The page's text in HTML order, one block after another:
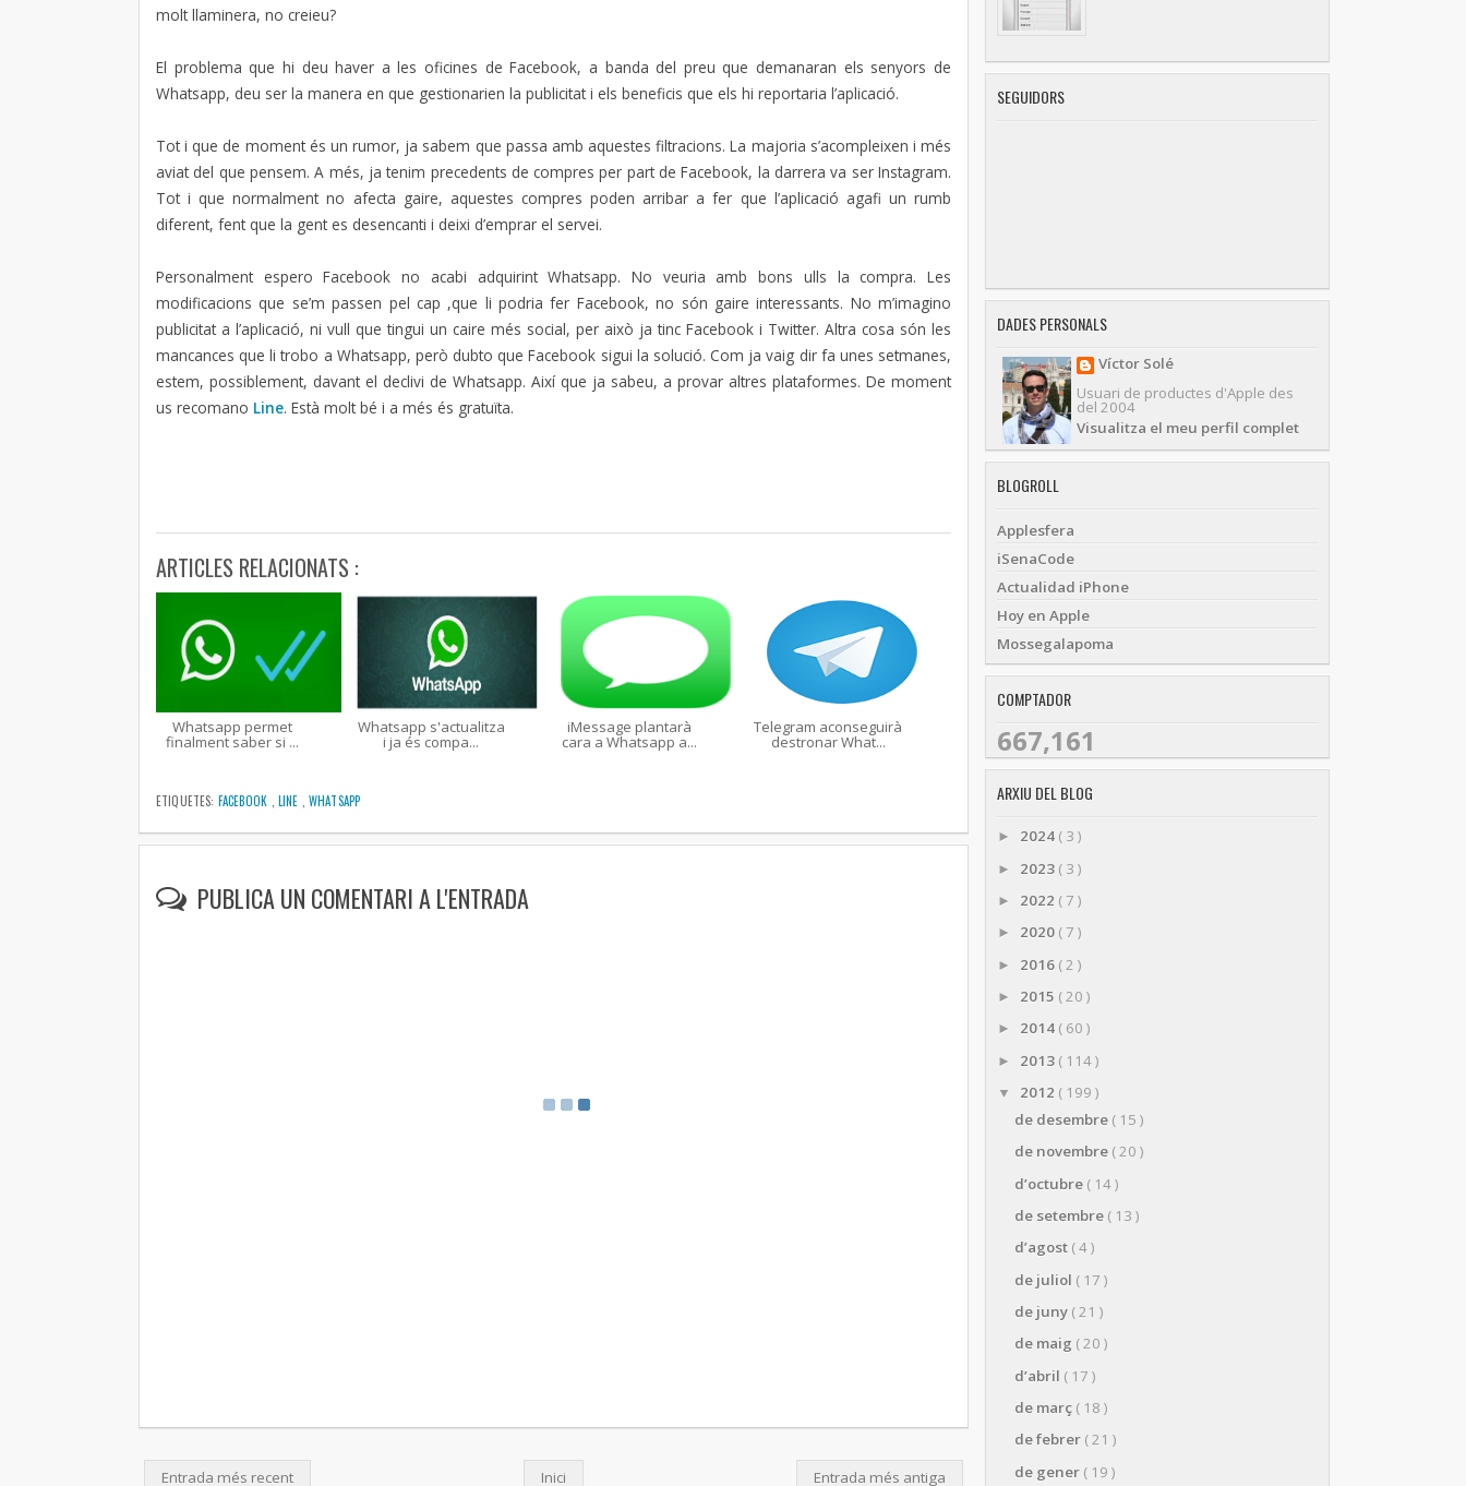
molt llaminera, no creieu?
El problema que hi deu haver a les oficines de Facebook, a banda del preu que demanaran els senyors de
Whatsapp, deu ser la manera en que gestionarien la publicitat i els beneficis que els hi reportaria l’aplicació.
Tot i que de moment és un rumor, ja sabem que passa amb aquestes filtracions. La majoria s’acompleixen i més
aviat del que pensem. A més, ja tenim precedents de compres per part de Facebook, la darrera va ser Instagram.
Tot i que normalment no afecta gaire, aquestes compres poden arribar a fer que l’aplicació agafi un rumb
diferent, fent que la gent es desencanti i deixi d’emprar el servei.
Personalment espero Facebook no acabi adquirint Whatsapp. No veuria amb bons ulls la compra. Les
modificacions que se’m passen pel cap ,que li podria fer Facebook, no són gaire interessants. No m’imagino
publicitat a l’aplicació, ni vull que tingui un caire més social, per això ja tinc Facebook i Twitter. Altra cosa són les
mancances que li trobo a Whatsapp, però dubto que Facebook sigui la solució. Com ja vaig dir fa unes setmanes,
estem, possiblement, davant el declivi de Whatsapp. Així que ja sabeu, a provar altres plataformes. De moment
us recomano Line. Està molt bé i a més és gratuïta.
ARTICLES RELACIONATS :
Whatsapp permet
finalment saber si ...
Whatsapp s'actualitza
i ja és compa...
iMessage plantarà
cara a Whatsapp a...
Telegram aconseguirà
destronar What...
ETIQUETES: FACEBOOK ,LINE WHATSAPP
PUBLICA UN COMENTARI A L'ENTRADA
Entrada més recent Entrada més antiga
Inici
SEGUIDORS
DADES PERSONALS
Víctor Solé
Usuari de productes d'Apple des
del 2004
Visualitza el meu perfil complet
BLOGROLL
Applesfera
iSenaCode
Actualidad iPhone
Hoy en Apple
Mossegalapoma
COMPTADOR
667,161
ARXIU DEL BLOG
► 2024 ( 3 )
► 2023 ( 3 )
► 2022 ( 7 )
► 2020 ( 7 )
► 2016 ( 2 )
► 2015 ( 20 )
► 2014 ( 60 )
► 2013 ( 114 )
▼ 2012 ( 199 )
de desembre ( 15 )
de novembre ( 20 )
d’octubre ( 14 )
de setembre ( 13 )
d’agost ( 4 )
de juliol ( 17 )
de juny ( 21 )
de maig ( 20 )
d’abril ( 17 )
de març ( 18 )
de febrer ( 21 )
de gener ( 19 )